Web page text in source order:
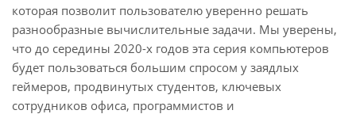
которая позволит пользователю уверенно решать
разнообразные вычислительные задачи. Мы уверены,
что до середины 2020-х годов эта серия компьютеров
будет пользоваться большим спросом у заядлых
геймеров, продвинутых студентов, ключевых
сотрудников офиса, программистов и